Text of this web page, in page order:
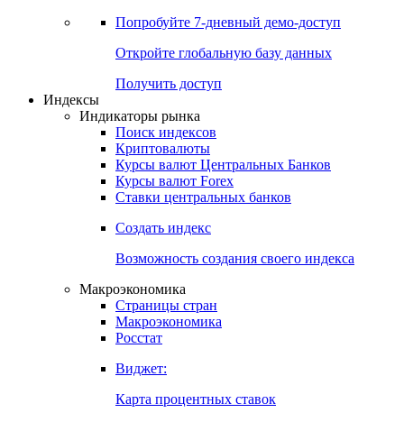
Попробуйте 7-дневный демо-доступ
Откройте глобальную базу данных
Получить доступ
Индексы
Индикаторы рынка
Поиск индексов
Криптовалюты
Курсы валют Центральных Банков
Курсы валют Forex
Ставки центральных банков
Создать индекс
Возможность создания своего индекса
Макроэкономика
Страницы стран
Макроэкономика
Росстат
Виджет:
Карта процентных ставок